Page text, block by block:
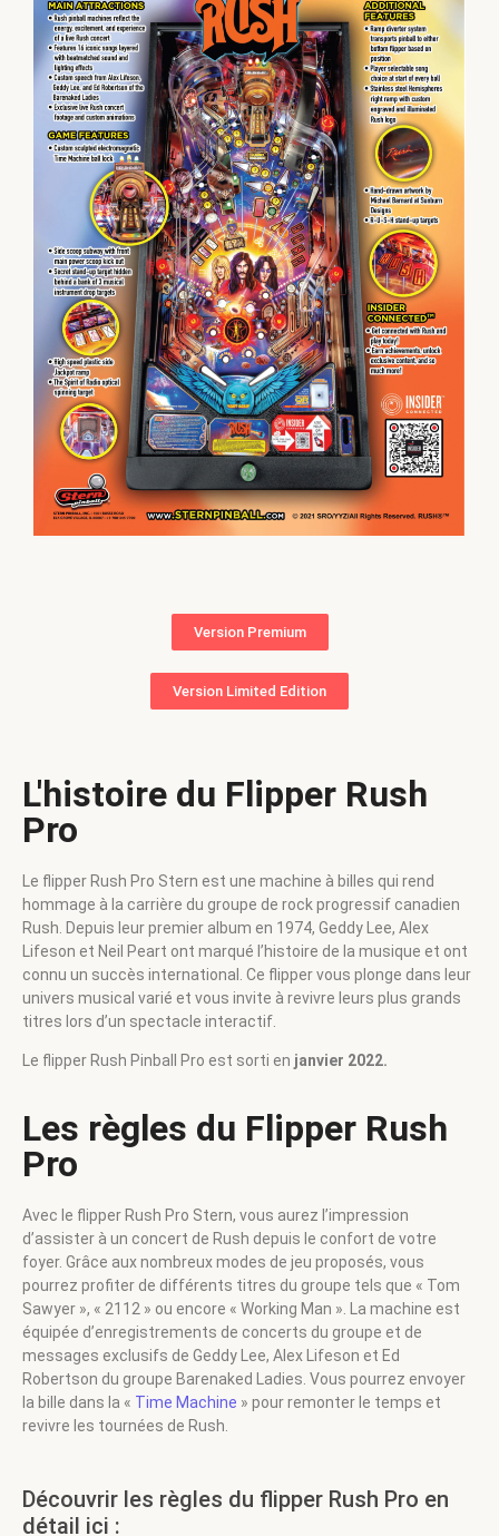
Version Premium
Version Limited Edition
L'histoire du Flipper Rush
Pro
Le flipper Rush Pro Stern est une machine à billes qui rend
hommage à la carrière du groupe de rock progressif canadien
Rush. Depuis leur premier album en 1974, Geddy Lee, Alex
Lifeson et Neil Peart ont marqué l’histoire de la musique et ont
connu un succès international. Ce flipper vous plonge dans leur
univers musical varié et vous invite à revivre leurs plus grands
titres lors d’un spectacle interactif.
Le flipper Rush Pinball Pro est sorti en janvier 2022.
Les règles du Flipper Rush
Pro
Avec le flipper Rush Pro Stern, vous aurez l’impression
d’assister à un concert de Rush depuis le confort de votre
foyer. Grâce aux nombreux modes de jeu proposés, vous
pourrez profiter de différents titres du groupe tels que « Tom
Sawyer », « 2112 » ou encore « Working Man ». La machine est
équipée d’enregistrements de concerts du groupe et de
messages exclusifs de Geddy Lee, Alex Lifeson et Ed
Robertson du groupe Barenaked Ladies. Vous pourrez envoyer
la bille dans la « Time Machine » pour remonter le temps et
revivre les tournées de Rush.
Découvrir les règles du flipper Rush Pro en
détail ici :